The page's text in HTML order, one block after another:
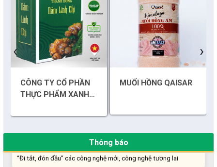
CÔNG TY CỔ PHẦN
THỰC PHẨM XANH
MUỐI HỒNG QAISAR
‹ ›
Thông báo
Những sáng tạo độc đáo từ “cây nhà lá vườn”
Gam màu sáng trong bức tranh khởi nghiệp đổi mới sáng tạo
“Đi tắt, đón đầu” các công nghệ mới, công nghệ tương lai